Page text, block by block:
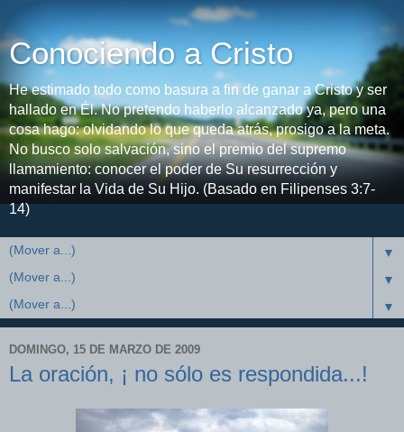
Conociendo a Cristo
He estimado todo como basura a fin de ganar a Cristo y ser
hallado en Él. No pretendo haberlo alcanzado ya, pero una
cosa hago: olvidando lo que queda atrás, prosigo a la meta.
No busco solo salvación, sino el premio del supremo
llamamiento: conocer el poder de Su resurrección y
manifestar la Vida de Su Hijo. (Basado en Filipenses 3:7-
14)
▼
▼
▼
DOMINGO, 15 DE MARZO DE 2009
La oración, ¡ no sólo es respondida...!